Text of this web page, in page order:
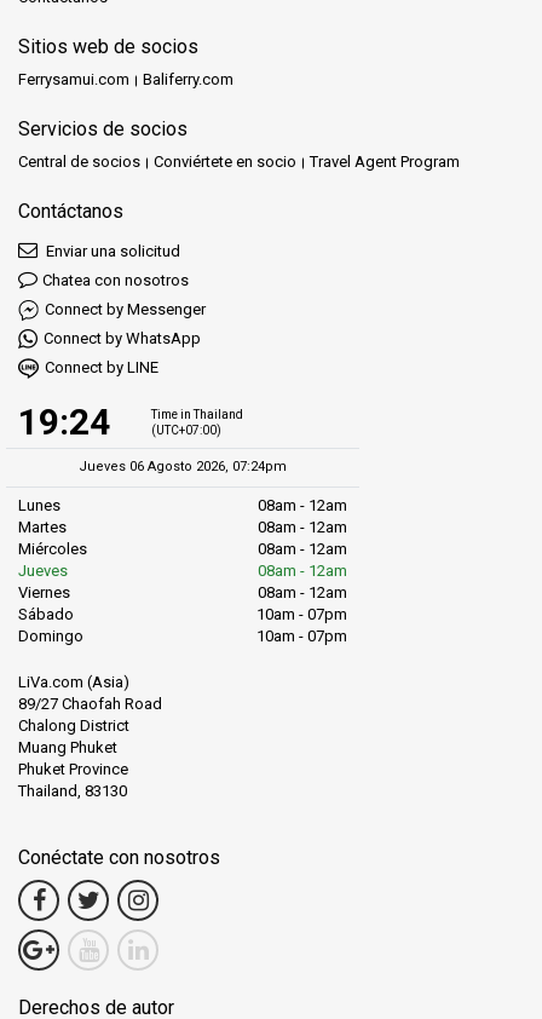
Sitios web de socios
Ferrysamui.com Baliferry.com
Servicios de socios
Central de socios Conviértete en socio Travel Agent Program
Contáctanos
Enviar una solicitud
Chatea con nosotros
Connect by Messenger
Connect by WhatsApp
Connect by LINE
19:24
Time in Thailand
(UTC+07:00)
Jueves 06 Agosto 2026, 07:24pm
Lunes
08am - 12am
Martes
08am - 12am
Miércoles
08am - 12am
Jueves
08am - 12am
Viernes
08am - 12am
Sábado
10am - 07pm
Domingo
10am - 07pm
LiVa.com (Asia)
89/27 Chaofah Road
Chalong District
Muang Phuket
Phuket Province
Thailand, 83130
Conéctate con nosotros
Derechos de autor